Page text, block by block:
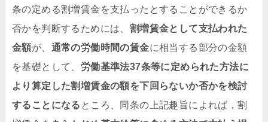
条の定める割増賃金を支払ったとすることができるか
否かを判断するためには、 割増賃金として支払われた
金額が、 通常の労働時間の賃金に相当する部分の金額
を基礎として、 労働基準法37条等に定められた方法に
より算定した割増賃金の額を下回らないか否かを検討
することになる ところ、同条の上記趣旨によれば，割